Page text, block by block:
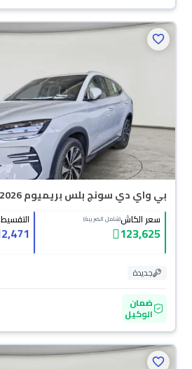
بي واي دي سونج بلس بريميوم 2026
سعر الكاش(شامل الضريبة)
123,625
التقسيط
2,471
جديدة
ضمان
الوكيل